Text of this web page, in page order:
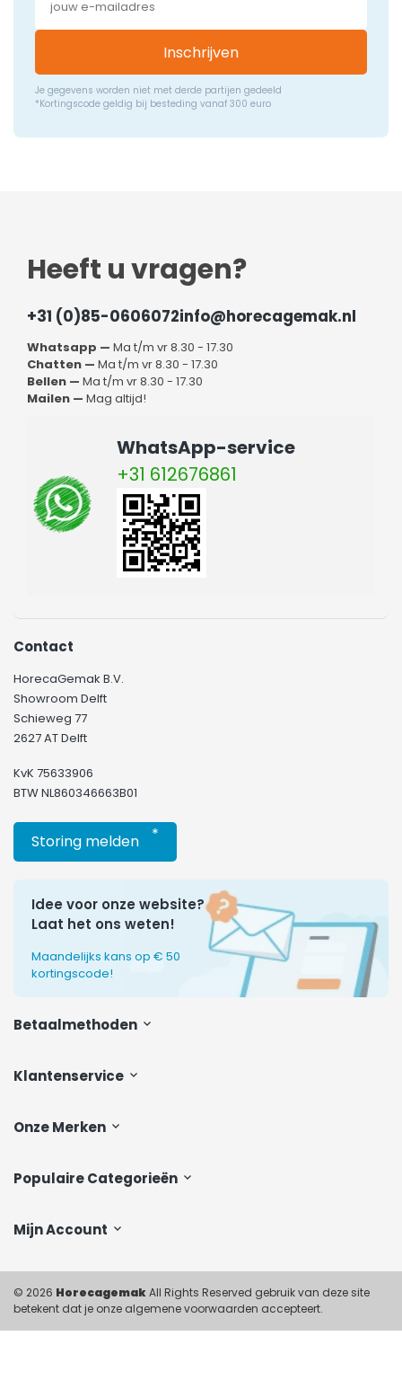
Inschrijven
Je gegevens worden niet met derde partijen gedeeld
*Kortingscode geldig bij besteding vanaf 300 euro
Heeft u vragen?
+31 (0)85-0606072info@horecagemak.nl
Whatsapp — Ma t/m vr 8.30 - 17.30
Chatten — Ma t/m vr 8.30 - 17.30
Bellen — Ma t/m vr 8.30 - 17.30
Mailen — Mag altijd!
WhatsApp-service
+31 612676861
Klantenservice
Onze Merken
Populaire Categorieën
Mijn Account
Contact
HorecaGemak B.V.
Showroom Delft
Schieweg 77
2627 AT Delft
KvK 75633906
BTW NL860346663B01
Storing melden *
Idee voor onze website?
Laat het ons weten!
Maandelijks kans op € 50
kortingscode!
Betaalmethoden
© 2026 HorecagemakAll Rights Reserved gebruik van deze site
betekent dat je onze algemene voorwaarden accepteert.